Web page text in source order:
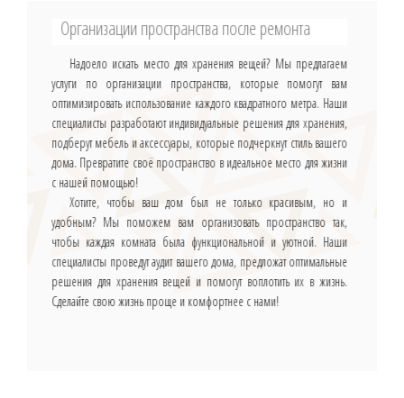
Организации пространства после ремонта
Надоело искать место для хранения вещей? Мы предлагаем
услуги по организации пространства, которые помогут вам
оптимизировать использование каждого квадратного метра. Наши
специалисты разработают индивидуальные решения для хранения,
подберут мебель и аксессуары, которые подчеркнут стиль вашего
дома. Превратите своё пространство в идеальное место для жизни
с нашей помощью!
Хотите, чтобы ваш дом был не только красивым, но и
удобным? Мы поможем вам организовать пространство так,
чтобы каждая комната была функциональной и уютной. Наши
специалисты проведут аудит вашего дома, предложат оптимальные
решения для хранения вещей и помогут воплотить их в жизнь.
Сделайте свою жизнь проще и комфортнее с нами!